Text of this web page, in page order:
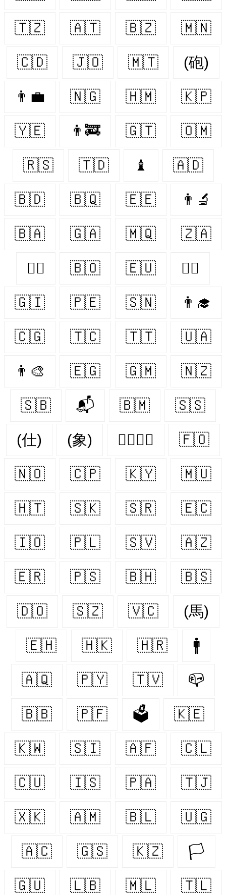
🇹🇿 🇦🇹 🇧🇿 🇲🇳
🇨🇩 🇯🇴 🇲🇹 (砲)
👨‍💼 🇳🇬 🇭🇲 🇰🇵
🇾🇪 👨‍🚒 🇬🇹 🇴🇲
🇷🇸 🇹🇩 ♝ 🇦🇩
🇧🇩 🇧🇶 🇪🇪 👨‍🔬
🇧🇦 🇬🇦 🇲🇶 🇿🇦
👨‍⚕️ 🇧🇴 🇪🇺 👨‍✈️
🇬🇮 🇵🇪 🇸🇳 👨‍🎓
🇨🇬 🇹🇨 🇹🇹 🇺🇦
👨‍🎨 🇪🇬 🇬🇲 🇳🇿
🇸🇧 📬 🇧🇲 🇸🇸
(仕) (象) 👩‍❤️‍💋‍👨 🇫🇴
🇳🇴 🇨🇵 🇰🇾 🇲🇺
🇭🇹 🇸🇰 🇸🇷 🇪🇨
🇮🇴 🇵🇱 🇸🇻 🇦🇿
🇪🇷 🇵🇸 🇧🇭 🇧🇸
🇩🇴 🇸🇿 🇻🇨 (馬)
🇪🇭 🇭🇰 🇭🇷 🚹
🇦🇶 🇵🇾 🇹🇻 📪
🇧🇧 🇵🇫 🗳 🇰🇪
🇰🇼 🇸🇮 🇦🇫 🇨🇱
🇨🇺 🇮🇸 🇵🇦 🇹🇯
🇽🇰 🇦🇲 🇧🇱 🇺🇬
🇦🇨 🇬🇸 🇰🇿 🏳️‍
🇬🇺 🇱🇧 🇲🇱 🇹🇱